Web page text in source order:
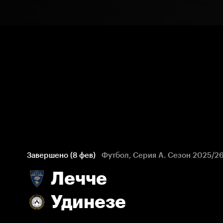
Завершено (8 фев) Футбол, Серия А. Сезон 2025/
Лечче
Удинезе